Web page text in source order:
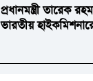
প্রধানমন্ত্রী তারেক
ভারতীয়